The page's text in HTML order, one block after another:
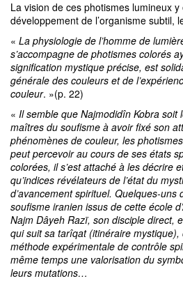
La vision de ces photismes lumineux
développement de l’organisme subtil,
« La physiologie de l’homme de
s’accompagne de photismes colorés
signification mystique précise, est
générale des couleurs et de
couleur. »(p. 22)
« Il semble que Najmodidîn Kobra soit
maîtres du soufisme à avoir fixé son
phénomènes de couleur, les
peut percevoir au cours de ses états
colorées, il s’est attaché à les décrire
qu’indices révélateurs de l’état du
d’avancement spirituel. Quelques-
soufisme iranien issus de cette école
Najm Dâyeh Razï, son disciple direct,
qui suit sa tarîqat (itinéraire
méthode expérimentale de contrôle
même temps une valorisation du
leurs mutations…